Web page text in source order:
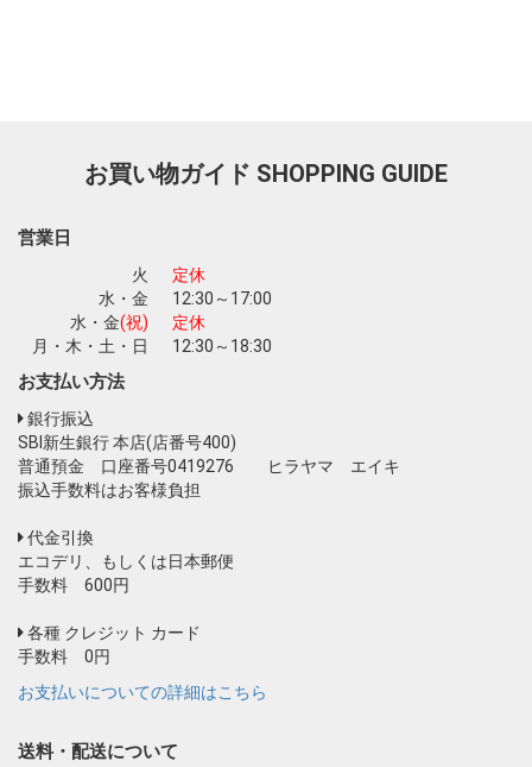
お買い物ガイド SHOPPING GUIDE
営業日
火
定休
水・金
12:30～17:00
水・金(祝)
定休
月・木・土・日
12:30～18:30
お支払い方法
銀行振込
SBI新生銀行 本店(店番号400)
普通預金 口座番号0419276 ヒラヤマ エイキ
振込手数料はお客様負担
代金引換
エコデリ、もしくは日本郵便
手数料 600円
各種 クレジット カード
手数料 0円
お支払いについての詳細はこちら
送料・配送について